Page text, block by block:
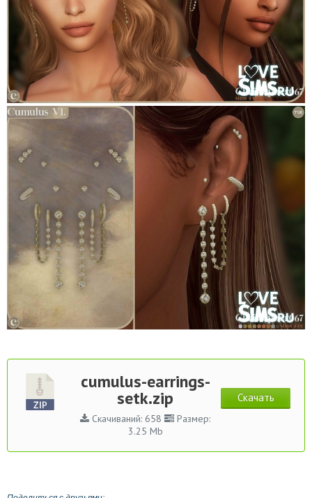
cumulus-earrings-
setk.zip
Скачиваний: 658
Размер:
3.25 Mb
Скачать